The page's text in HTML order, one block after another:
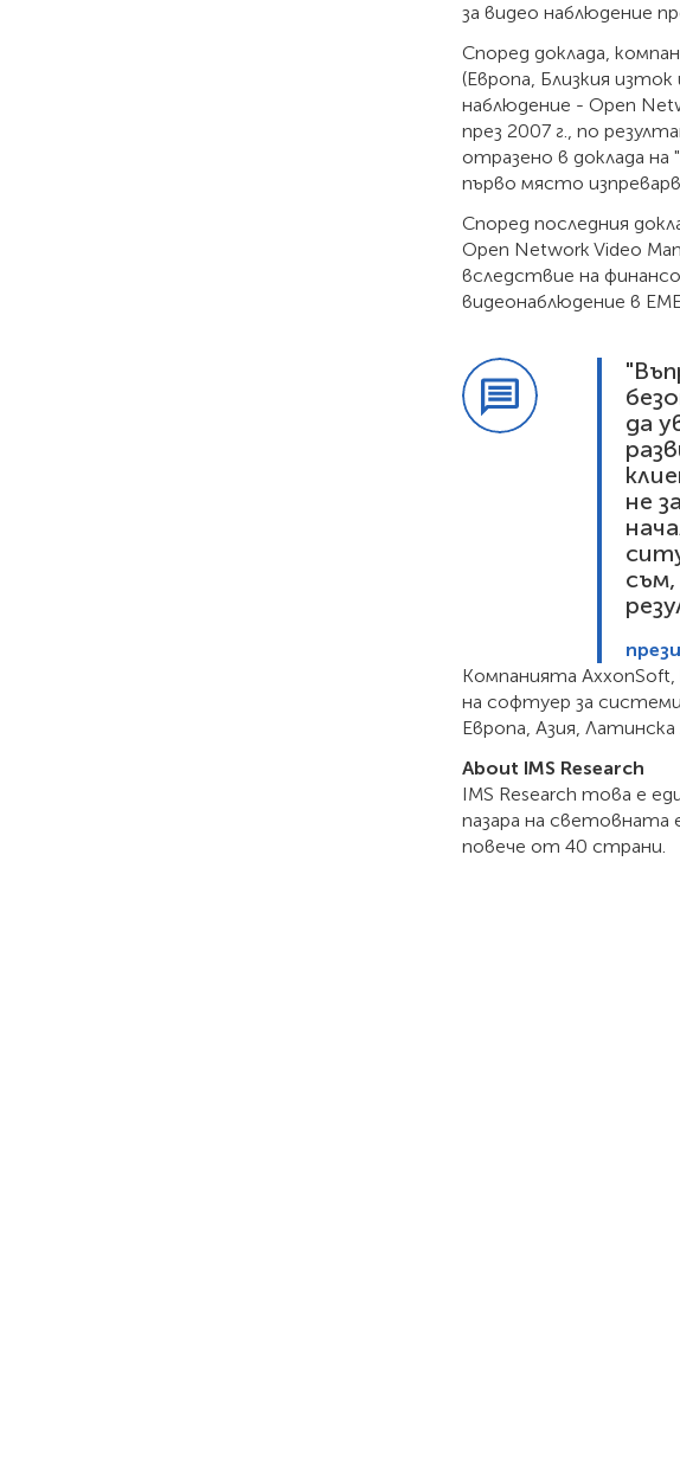
за видео наблюдение
Според доклада,
(Европа, Близкия
наблюдение - Open
през 2007 г., по
отразено в доклада на
първо място
Според последния
Open Network Video
вследствие на
видеонаблюдение в
да
не
Компанията AxxonSoft,
на софтуер за
Европа, Азия,
About IMS Research
IMS Research това е
пазара на световната
повече от 40 страни.